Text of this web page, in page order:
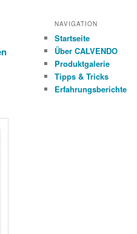
NAVIGATION
Startseite
Über CALVENDO
Produktgalerie
Tipps & Tricks
Erfahrungsberichte